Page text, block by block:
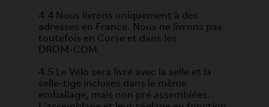
4.4 Nous livrons uniquement à des
adresses en France. Nous ne livrons pas
toutefois en Corse et dans les
DROM-COM.
4.5 Le Vélo sera livré avec la selle et la
selle-tige incluses dans le même
emballage, mais non pré assemblées.